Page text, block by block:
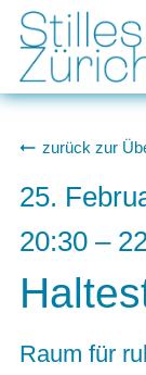
zurück zur
25.
20:30 –
Raum für